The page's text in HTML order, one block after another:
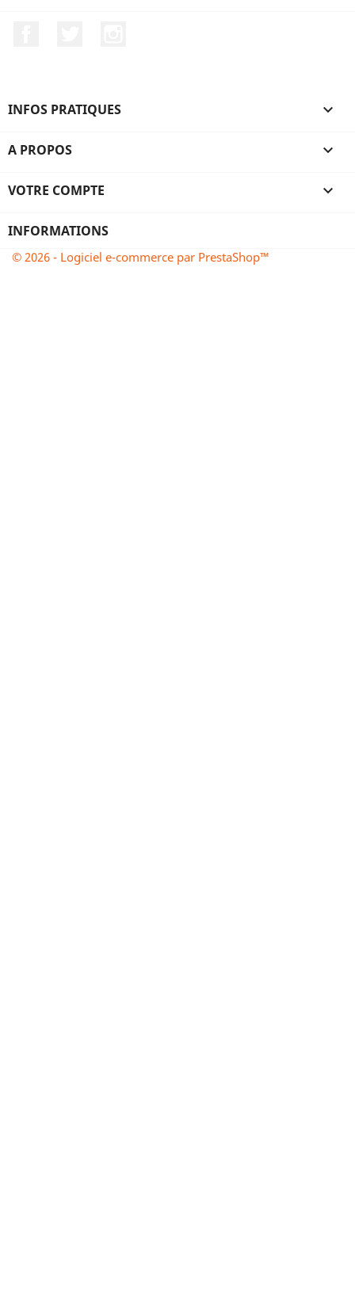
INFOS PRATIQUES 
A PROPOS 
VOTRE COMPTE 
INFORMATIONS
© 2026 - Logiciel e-commerce par PrestaShop™